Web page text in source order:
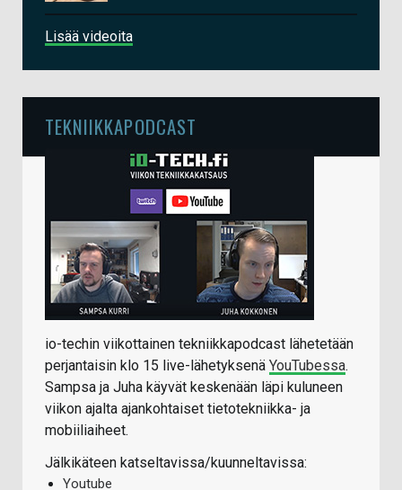
Lisää videoita
TEKNIIKKAPODCAST
io-techin viikottainen tekniikkapodcast lähetetään
perjantaisin klo 15 live-lähetyksenä YouTubessa.
Sampsa ja Juha käyvät keskenään läpi kuluneen
viikon ajalta ajankohtaiset tietotekniikka- ja
mobiiliaiheet.
Jälkikäteen katseltavissa/kuunneltavissa:
Youtube